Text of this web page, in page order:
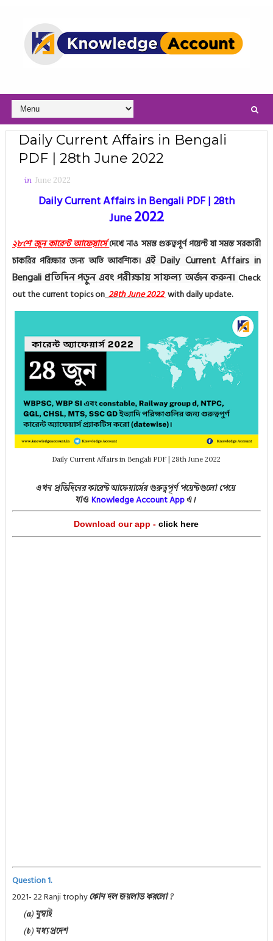
Daily Current Affairs in Bengali
PDF | 28th June 2022
in June 2022
Daily Current Affairs in Bengali PDF | 28th
June2022
২৮শে জুন কারেন্ট আফেয়ার্সেদেখে নাও সমস্ত গুরুত্বপূর্ণ পয়েন্ট যা সমস্ত সরকারী
চাকরির পরিক্ষার জন্য অতি আবশ্যিক।এই Daily Current Affairs in
Bengali প্রতিদিন পড়ুন এবং পরীক্ষায় সাফল্য অর্জন করুন। Check
out the current topics on28thJune2022with daily update.
Daily Current Affairs in Bengali PDF | 28th June 2022
এখন প্রতিদিনের কারেন্ট আফেয়ার্সের গুরুত্বপূর্ণ পয়েন্টগুলো পেয়ে
যাও Knowledge Account App এ।
Download our app - click here
Question 1.
2021- 22 Ranji trophyকোন দল জয়লাভ করলো ?
(a) মুম্বাই
(b) মধ্যপ্রদেশ